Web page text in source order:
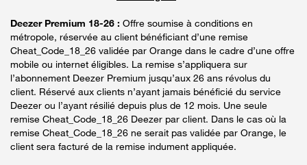
Deezer Premium 18-26 : Offre soumise à conditions en
métropole, réservée au client bénéficiant d’une remise
Cheat_Code_18_26 validée par Orange dans le cadre d’une offre
mobile ou internet éligibles. La remise s’appliquera sur
l’abonnement Deezer Premium jusqu’aux 26 ans révolus du
client. Réservé aux clients n’ayant jamais bénéficié du service
Deezer ou l’ayant résilié depuis plus de 12 mois. Une seule
remise Cheat_Code_18_26 Deezer par client. Dans le cas où la
remise Cheat_Code_18_26 ne serait pas validée par Orange, le
client sera facturé de la remise indument appliquée.